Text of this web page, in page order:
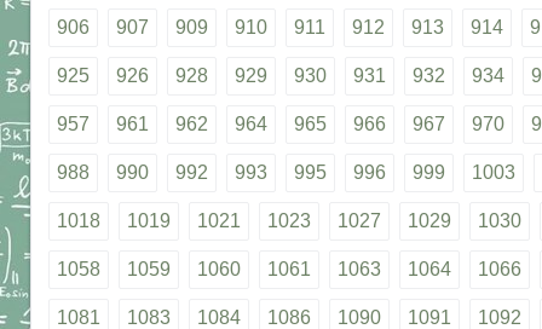
906 907 909 910 911 912 913 914
925 926 928 929 930 931 932 934
957 961 962 964 965 966 967 970
988 990 992 993 995 996 999 1003
1018 1019 1021 1023 1027 1029 1030
1058 1059 1060 1061 1063 1064 1066
1081 1083 1084 1086 1090 1091 1092